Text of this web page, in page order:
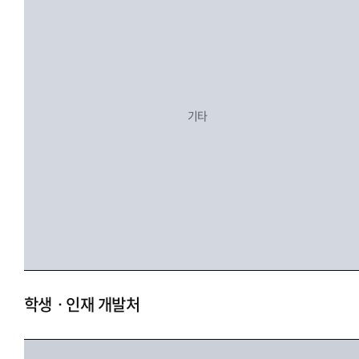
기타
학생ㆍ인재 개발처